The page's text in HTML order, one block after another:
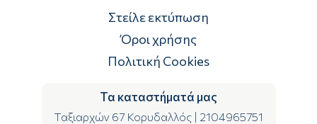
Τρόποι πληρωμής
Επιστροφές
Στείλε εκτύπωση
Όροι χρήσης
Πολιτική Cookies
Τα καταστήματά μας
Ταξιαρχών 67 Κορυδαλλός 2104965751